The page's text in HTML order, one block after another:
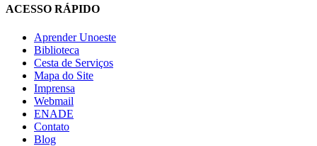
ACESSO RÁPIDO
Aprender Unoeste
Biblioteca
Cesta de Serviços
Mapa do Site
Imprensa
Webmail
ENADE
Contato
Blog